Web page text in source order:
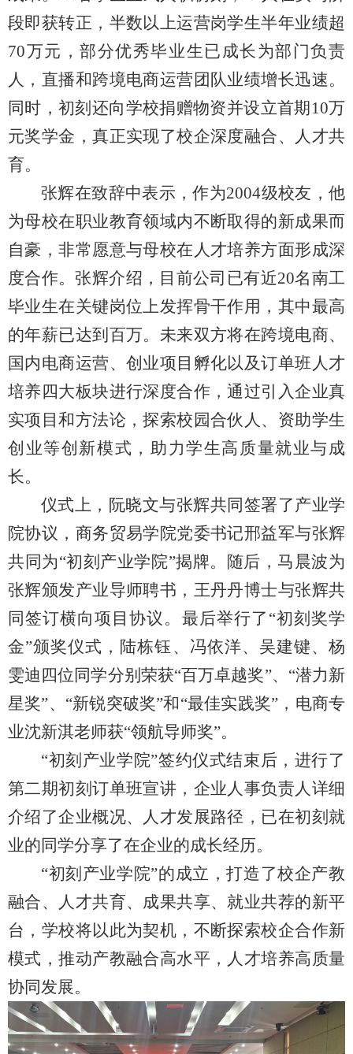
段即获转正，半数以上运营岗学生半年业绩超
70万元，部分优秀毕业生已成长为部门负责
人，直播和跨境电商运营团队业绩增长迅速。
同时，初刻还向学校捐赠物资并设立首期10万
元奖学金，真正实现了校企深度融合、人才共
育。
张辉在致辞中表示，作为2004级校友，他
为母校在职业教育领域内不断取得的新成果而
自豪，非常愿意与母校在人才培养方面形成深
度合作。张辉介绍，目前公司已有近20名南工
毕业生在关键岗位上发挥骨干作用，其中最高
的年薪已达到百万。未来双方将在跨境电商、
国内电商运营、创业项目孵化以及订单班人才
培养四大板块进行深度合作，通过引入企业真
实项目和方法论，探索校园合伙人、资助学生
创业等创新模式，助力学生高质量就业与成
长。
仪式上，阮晓文与张辉共同签署了产业学
院协议，商务贸易学院党委书记邢益军与张辉
共同为“初刻产业学院”揭牌。随后，马晨波为
张辉颁发产业导师聘书，王丹丹博士与张辉共
同签订横向项目协议。最后举行了“初刻奖学
金”颁奖仪式，陆栋钰、冯依洋、吴建键、杨
雯迪四位同学分别荣获“百万卓越奖”、“潜力新
星奖”、“新锐突破奖”和“最佳实践奖”，电商专
业沈新淇老师获“领航导师奖”。
“初刻产业学院”签约仪式结束后，进行了
第二期初刻订单班宣讲，企业人事负责人详细
介绍了企业概况、人才发展路径，已在初刻就
业的同学分享了在企业的成长经历。
“初刻产业学院”的成立，打造了校企产教
融合、人才共育、成果共享、就业共荐的新平
台，学校将以此为契机，不断探索校企合作新
模式，推动产教融合高水平，人才培养高质量
协同发展。